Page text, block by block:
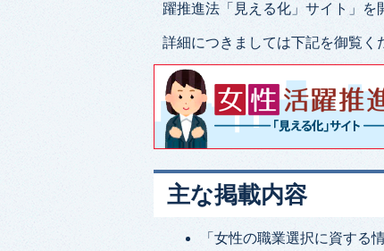
躍推進法「見える化」サイト」を
詳細につきましては下記を御覧く
主な掲載内容
「女性の職業選択に資する